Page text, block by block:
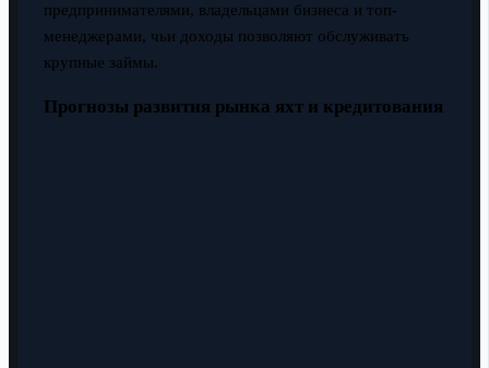
предпринимателями, владельцами бизнеса и топ-
менеджерами, чьи доходы позволяют обслуживать
крупные займы.
Прогнозы развития рынка яхт и кредитования